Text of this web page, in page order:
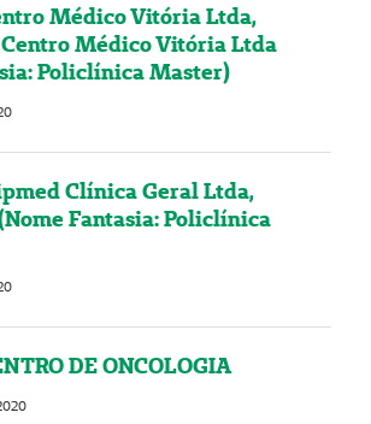
Médico Vitória Ltda,
Médico Vitória Ltda
Policlínica Master)
Clínica Geral Ltda,
Fantasia: Policlínica
DE ONCOLOGIA